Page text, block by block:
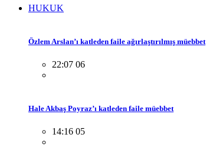
HUKUK
Özlem Arslan’ı katleden faile ağırlaştırılmış müebbet
22:07 06
Hale Akbaş Poyraz’ı katleden faile müebbet
14:16 05